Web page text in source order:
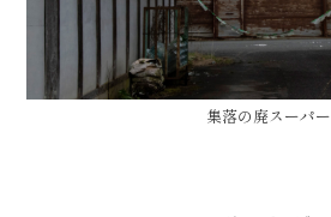
集落の廃スーパー